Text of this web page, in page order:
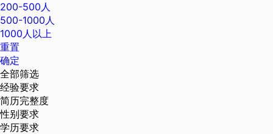
200-500人
500-1000人
1000人以上
重置
确定
全部筛选
经验要求
简历完整度
性别要求
学历要求